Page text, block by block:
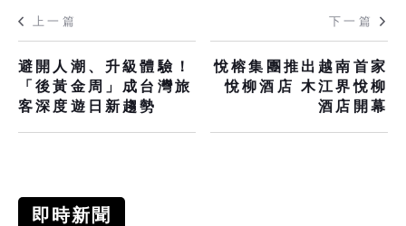
上一篇
避開人潮、升級體驗！
「後黃金周」成台灣旅
客深度遊日新趨勢
下一篇
悅榕集團推出越南首家
悅柳酒店 木江界悅柳
酒店開幕
即時新聞